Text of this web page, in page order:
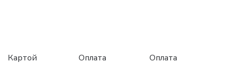
Картой
Оплата
Оплата